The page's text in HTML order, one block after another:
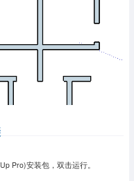
Pro)安装包，双击运行。